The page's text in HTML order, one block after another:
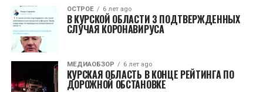
ОСТРОЕ 6 лет ago
В КУРСКОЙ ОБЛАСТИ 3 ПОДТВЕРЖДЕННЫХ
СЛУЧАЯ КОРОНАВИРУСА
МЕДИАОБЗОР 6 лет ago
КУРСКАЯ ОБЛАСТЬ В КОНЦЕ РЕЙТИНГА ПО
ДОРОЖНОЙ ОБСТАНОВКЕ